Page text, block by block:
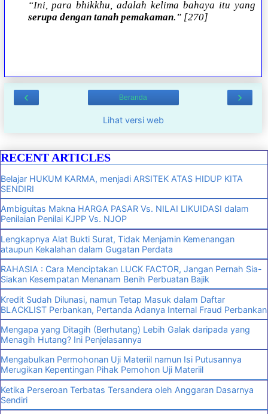
“Ini, para bhikkhu, adalah kelima bahaya itu yang
serupa dengan tanah pemakaman.” [270]
‹ ›
Beranda
Lihat versi web
RECENT ARTICLES
Belajar HUKUM KARMA, menjadi ARSITEK ATAS HIDUP KITA
SENDIRI
Ambiguitas Makna HARGA PASAR Vs. NILAI LIKUIDASI dalam
Penilaian Penilai KJPP Vs. NJOP
Lengkapnya Alat Bukti Surat, Tidak Menjamin Kemenangan
ataupun Kekalahan dalam Gugatan Perdata
RAHASIA : Cara Menciptakan LUCK FACTOR, Jangan Pernah Sia-
Siakan Kesempatan Menanam Benih Perbuatan Bajik
Kredit Sudah Dilunasi, namun Tetap Masuk dalam Daftar
BLACKLIST Perbankan, Pertanda Adanya Internal Fraud Perbankan
Mengapa yang Ditagih (Berhutang) Lebih Galak daripada yang
Menagih Hutang? Ini Penjelasannya
Mengabulkan Permohonan Uji Materiil namun Isi Putusannya
Merugikan Kepentingan Pihak Pemohon Uji Materiil
Ketika Perseroan Terbatas Tersandera oleh Anggaran Dasarnya
Sendiri